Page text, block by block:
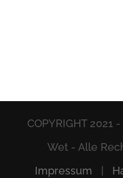
COPYRIGHT 2021 -
Wet - Alle
Impressum